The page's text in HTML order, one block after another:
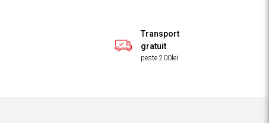
Transport
gratuit
peste 200lei